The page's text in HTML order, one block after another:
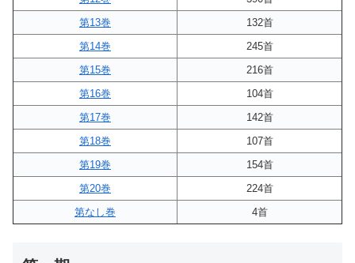
第13巻
132首
第14巻
245首
第15巻
216首
第16巻
104首
第17巻
142首
第18巻
107首
第19巻
154首
第20巻
224首
第なし巻
4首